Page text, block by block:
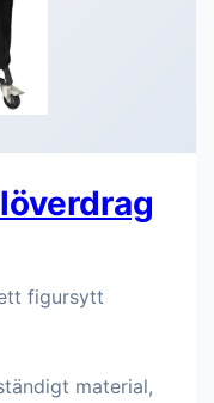
figursytt
material,